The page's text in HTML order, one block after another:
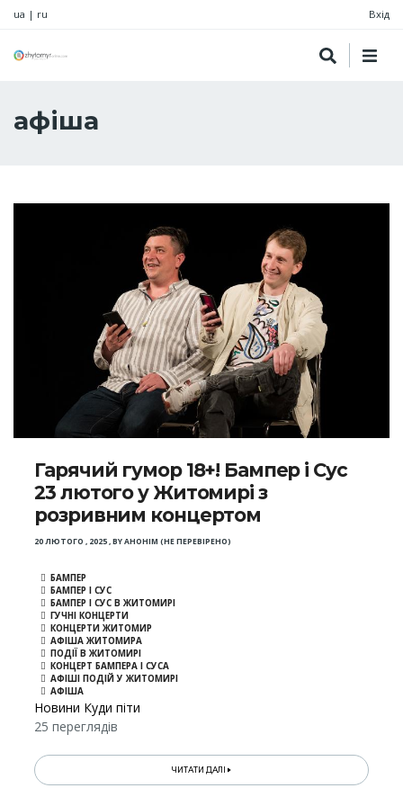
ua | ru Вхід
афіша
Гарячий гумор 18+! Бампер і Сус
23 лютого у Житомирі з
розривним концертом
20 ЛЮТОГО , 2025,BYАНОНІМ (НЕ ПЕРЕВІРЕНО)
БАМПЕР
БАМПЕР І СУС
БАМПЕР І СУС В ЖИТОМИРІ
ГУЧНІ КОНЦЕРТИ
КОНЦЕРТИ ЖИТОМИР
АФІША ЖИТОМИРА
ПОДІЇ В ЖИТОМИРІ
КОНЦЕРТ БАМПЕРА І СУСА
АФІШІ ПОДІЙ У ЖИТОМИРІ
АФІША
Новини Куди піти
25 переглядів
ЧИТАТИ ДАЛІ